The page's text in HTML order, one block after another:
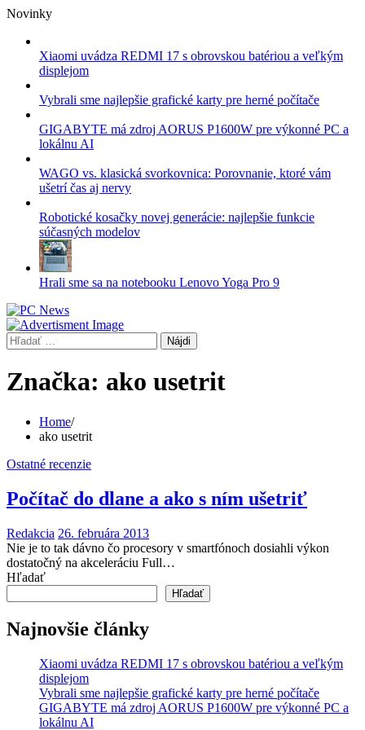
Skip
content
Novinky
Xiaomi uvádza REDMI 17 s obrovskou batériou a veľkým
displejom
Vybrali sme najlepšie grafické karty pre herné počítače
GIGABYTE má zdroj AORUS P1600W pre výkonné PC a
lokálnu AI
WAGO vs. klasická svorkovnica: Porovnanie, ktoré vám
ušetrí čas aj nervy
Robotické kosačky novej generácie: najlepšie funkcie
súčasných modelov
Hrali sme sa na notebooku Lenovo Yoga Pro 9
Hľadať:
Značka: ako usetrit
Home
ako usetrit
Ostatné recenzie
Počítač do dlane a ako s ním ušetriť
Redakcia 26. februára 2013
Nie je to tak dávno čo procesory v smartfónoch dosiahli výkon
dostatočný na akceleráciu Full…
Hľadať
Hľadať
Najnovšie články
Xiaomi uvádza REDMI 17 s obrovskou batériou a veľkým
displejom
Vybrali sme najlepšie grafické karty pre herné počítače
GIGABYTE má zdroj AORUS P1600W pre výkonné PC a
lokálnu AI